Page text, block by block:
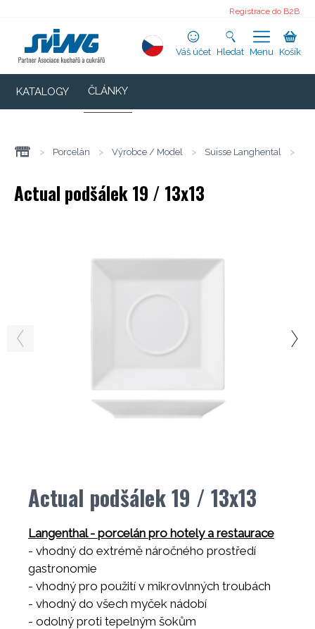
Registrace do B2B
Váš účet Hledat Menu Košík
KATALOGY ČLÁNKY
> Porcelán > Výrobce / Model > Suisse Langhental >
Actual podšálek 19 / 13x13
Actual podšálek 19 / 13x13
Langenthal - porcelán pro hotely a restaurace
- vhodný do extrémě náročného prostředí
gastronomie
- vhodný pro použití v mikrovlnných troubách
- vhodný do všech myček nádobí
- odolný proti tepelným šokům